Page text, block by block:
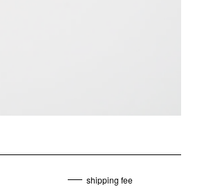
shipping fee